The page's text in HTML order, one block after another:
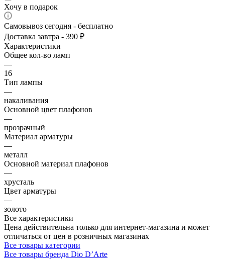
Хочу в подарок
Самовывоз сегодня - бесплатно
Доставка завтра - 390 ₽
Характеристики
Общее кол-во ламп
—
16
Тип лампы
—
накаливания
Основной цвет плафонов
—
прозрачный
Материал арматуры
—
металл
Основной материал плафонов
—
хрусталь
Цвет арматуры
—
золото
Все характеристики
Цена действительна только для интернет-магазина и может
отличаться от цен в розничных магазинах
Все товары категории
Все товары бренда Dio D’Arte